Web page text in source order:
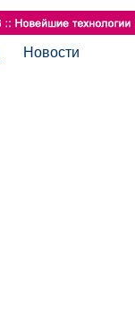
Новости